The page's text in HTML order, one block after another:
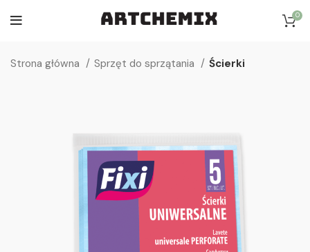
0
Strona główna Sprzęt do sprzątania Ścierki